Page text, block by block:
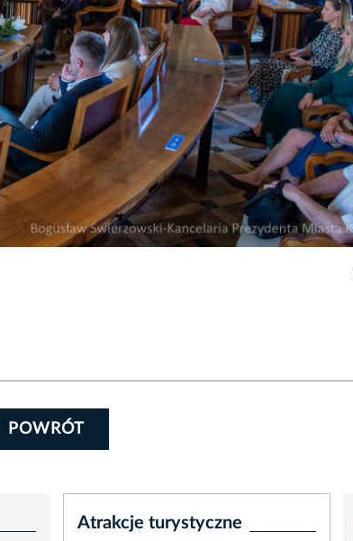
POWRÓT
Atrakcje turystyczne